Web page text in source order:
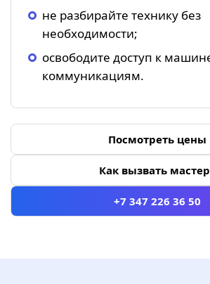
не разбирайте технику без
необходимости;
освободите доступ к
коммуникациям.
Посмотреть цены
Как вызвать
+7 347 226 36 50